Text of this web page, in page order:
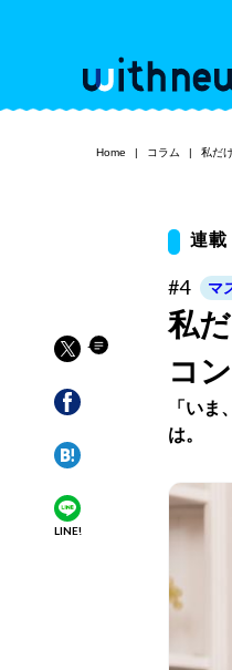
Home コラム 私だ
LINE!
連載
#4 マ
私
コ
「い
は。